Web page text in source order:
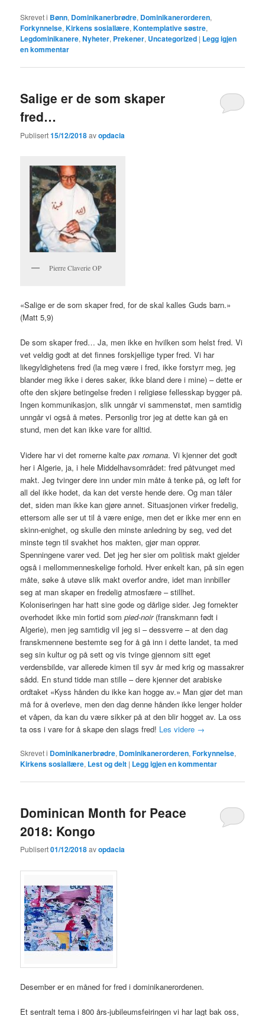
Skrevet i Bønn, Dominikanerbrødre, Dominikanerorderen,
Forkynnelse,Kirkens sosiallære,Kontemplative søstre,
Legdominikanere,Nyheter, Prekener, Uncategorized | Legg igjen
en kommentar
Salige er de som skaper
fred…
Publisert15/12/2018avopdacia
Pierre Claverie OP
«Salige er de som skaper fred, for de skal kalles Guds barn.»
(Matt 5,9)
De som skaper fred… Ja, men ikke en hvilken som helst fred. Vi
vet veldig godt at det finnes forskjellige typer fred. Vi har
likegyldighetens fred (la meg være i fred, ikke forstyrr meg, jeg
blander meg ikke i deres saker, ikke bland dere i mine) – dette er
ofte den skjøre betingelse freden i religiøse fellesskap bygger på.
Ingen kommunikasjon, slik unngår vi sammenstøt, men samtidig
unngår vi også å møtes. Personlig tror jeg at dette kan gå en
stund, men det kan ikke vare for alltid.
Videre har vi det romerne kaltepax romana. Vi kjenner det godt
her i Algerie, ja, i hele Middelhavsområdet: fred påtvunget med
makt. Jeg tvinger dere inn under min måte å tenke på, og løft for
all del ikke hodet, da kan det verste hende dere. Og man tåler
det, siden man ikke kan gjøre annet. Situasjonen virker fredelig,
ettersom alle ser ut til å være enige, men det er ikke mer enn en
skinn-enighet, og skulle den minste anledning by seg, ved det
minste tegn til svakhet hos makten, gjør man opprør.
Spenningene varer ved. Det jeg her sier om politisk makt gjelder
også i mellommenneskelige forhold. Hver enkelt kan, på sin egen
måte, søke å utøve slik makt overfor andre, idet man innbiller
seg at man skaper en fredelig atmosfære – stillhet.
Koloniseringen har hatt sine gode og dårlige sider. Jeg fornekter
overhodet ikke min fortid sompied-noir(franskmann født i
Algerie), men jeg samtidig vil jeg si – dessverre – at den dag
franskmennene bestemte seg for å gå inn i dette landet, ta med
seg sin kultur og på sett og vis tvinge gjennom sitt eget
verdensbilde, var allerede kimen til syv år med krig og massakrer
sådd. En stund tidde man stille – dere kjenner det arabiske
ordtaket «Kyss hånden du ikke kan hogge av.» Man gjør det man
må for å overleve, men den dag denne hånden ikke lenger holder
et våpen, da kan du være sikker på at den blir hogget av. La oss
ta oss i vare for å skape den slags fred! Les videre →
Skrevet i Dominikanerbrødre, Dominikanerorderen,Forkynnelse,
Kirkens sosiallære, Lest og delt | Legg igjen en kommentar
Dominican Month for Peace
2018: Kongo
Publisert01/12/2018avopdacia
Desember er en måned for fred i dominikanerordenen.
Et sentralt tema i 800 års-jubileumsfeiringen vi har lagt bak oss,